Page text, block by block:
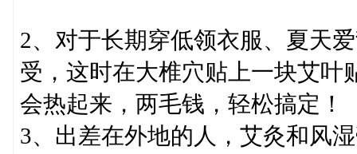
2、对于长期穿低领衣服、夏天
受，这时在大椎穴贴上一块艾叶
会热起来，两毛钱，轻松搞定！
3、出差在外地的人，艾灸和风